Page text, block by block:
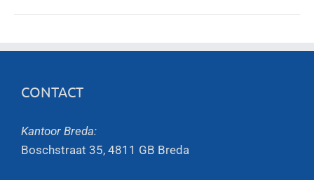
CONTACT
Kantoor Breda:
Boschstraat 35, 4811 GB Breda